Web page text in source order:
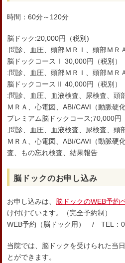
時間：60分～120分
脳ドック:20,000円（税別)
:問診、血圧、頭部ＭＲＩ、頭部ＭＲ
脳ドックコースⅠ 30,000円（税別）
:問診、血圧、頭部ＭＲＩ、頭部ＭＲ
脳ドックコースⅡ 40,000円（税別）
:問診、血圧、血液検査、尿検査、頭
ＭＲＡ、心電図、ABI/CAVI（動脈硬
プレミアム脳ドックコース;70,000円
;問診、血圧、血液検査、尿検査、頭
ＭＲＡ、心電図、ABI/CAVI（動脈硬
査、もの忘れ検査、結果報告
脳ドックのお申し込み
お申し込みは、 脳ドックのWEB予約
け付けています。（完全予約制）
WEB予約（脳ドック用） / TEL：
当院では、脳ドックを受けられた当
とができます。